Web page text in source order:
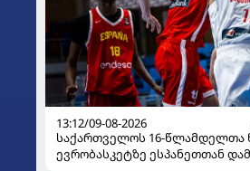
13:12/09-08-2026
საქართველოს 16-წლამდელთა
ევრობასკეტზე ესპანეთთან